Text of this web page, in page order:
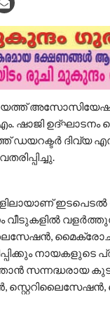
ഷാജി
ദിവ്യ
ഇടപെടൽ
വീടുകളിൽ
സന്നദ്ധരായ